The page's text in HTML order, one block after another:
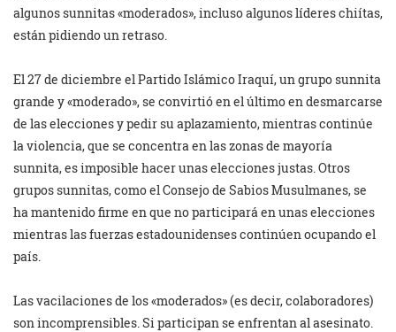
algunos sunnitas «moderados», incluso algunos líderes chiítas,
están pidiendo un retraso.
El 27 de diciembre el Partido Islámico Iraquí, un grupo sunnita
grande y «moderado», se convirtió en el último en desmarcarse
de las elecciones y pedir su aplazamiento, mientras continúe
la violencia, que se concentra en las zonas de mayoría
sunnita, es imposible hacer unas elecciones justas. Otros
grupos sunnitas, como el Consejo de Sabios Musulmanes, se
ha mantenido firme en que no participará en unas elecciones
mientras las fuerzas estadounidenses continúen ocupando el
país.
Las vacilaciones de los «moderados» (es decir, colaboradores)
son incomprensibles. Si participan se enfrentan al asesinato.